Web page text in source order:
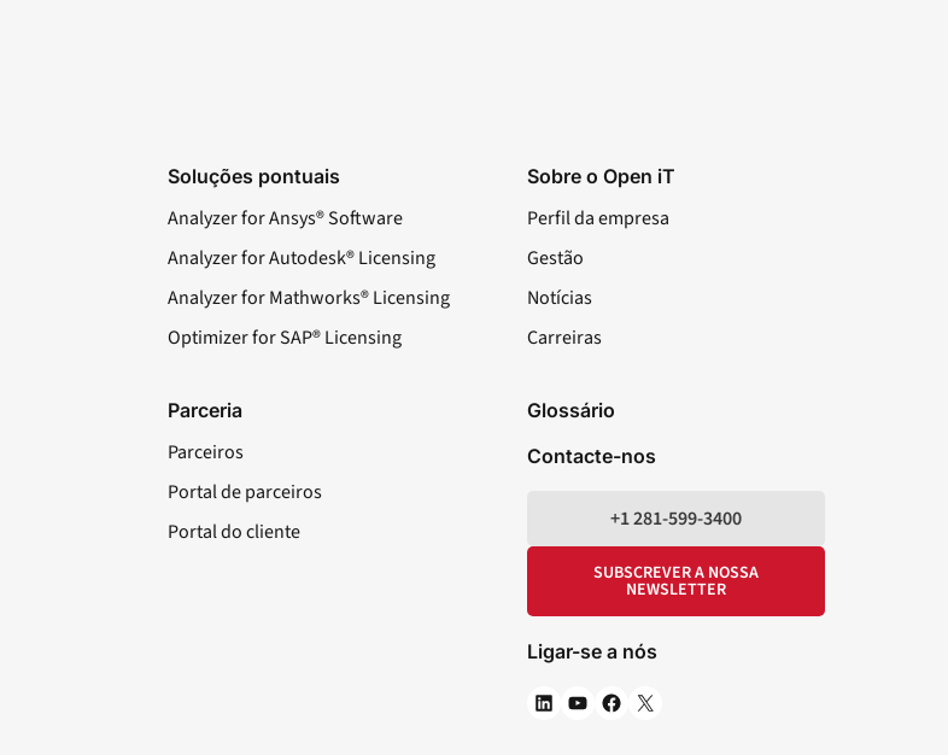
Soluções pontuais
Analyzer for Ansys® Software
Analyzer for Autodesk® Licensing
Analyzer for Mathworks® Licensing
Optimizer for SAP® Licensing
Sobre o Open iT
Perfil da empresa
Gestão
Notícias
Carreiras
Parceria
Parceiros
Portal de parceiros
Portal do cliente
Glossário
Contacte-nos
+1 281-599-3400
SUBSCREVER A NOSSA
NEWSLETTER
Ligar-se a nós